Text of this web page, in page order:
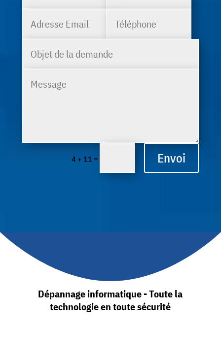
4 + 11 = Envoi
Dépannage informatique - Toute la
technologie en toute sécurité